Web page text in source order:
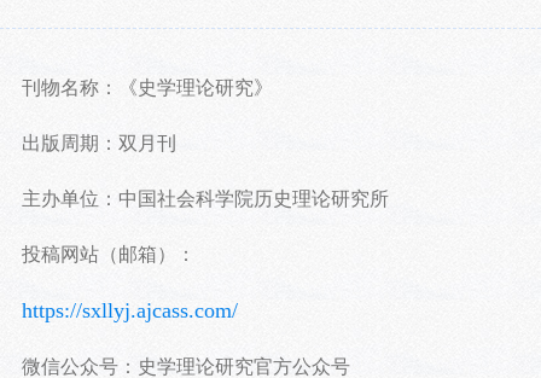
刊物名称：《史学理论研究》
出版周期：双月刊
主办单位：中国社会科学院历史理论研究所
投稿网站（邮箱）：
https://sxllyj.ajcass.com/
微信公众号：史学理论研究官方公众号